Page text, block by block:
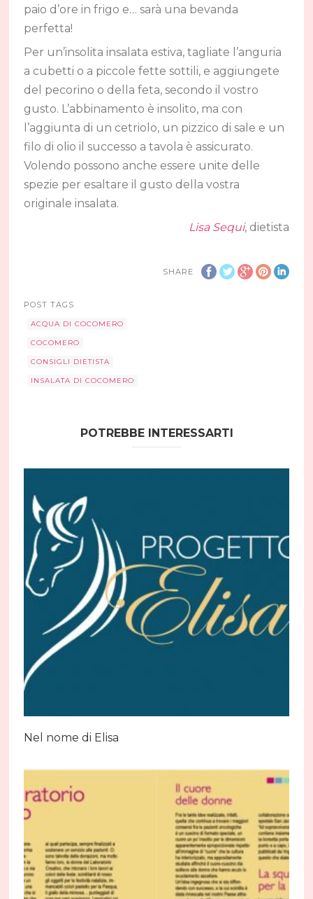
paio d’ore in frigo e… sarà una bevanda
perfetta!
Per un’insolita insalata estiva, tagliate l’anguria
a cubetti o a piccole fette sottili, e aggiungete
del pecorino o della feta, secondo il vostro
gusto. L’abbinamento è insolito, ma con
l’aggiunta di un cetriolo, un pizzico di sale e un
filo di olio il successo a tavola è assicurato.
Volendo possono anche essere unite delle
spezie per esaltare il gusto della vostra
originale insalata.
Lisa Sequi, dietista
SHARE
POST TAGS
ACQUA DI COCOMERO
COCOMERO
CONSIGLI DIETISTA
INSALATA DI COCOMERO
POTREBBE INTERESSARTI
Nel nome di Elisa